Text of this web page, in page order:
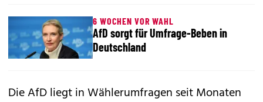
6 WOCHEN VOR WAHL
AfD sorgt für Umfrage-Beben in
Deutschland
Die AfD liegt in Wählerumfragen seit Monaten